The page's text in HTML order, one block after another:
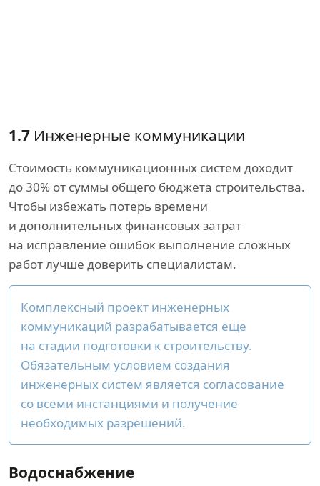
1.7 Инженерные коммуникации
Стоимость коммуникационных систем доходит
до 30% от суммы общего бюджета строительства.
Чтобы избежать потерь времени
и дополнительных финансовых затрат
на исправление ошибок выполнение сложных
работ лучше доверить специалистам.
Комплексный проект инженерных
коммуникаций разрабатывается еще
на стадии подготовки к строительству.
Обязательным условием создания
инженерных систем является согласование
со всеми инстанциями и получение
необходимых разрешений.
Водоснабжение